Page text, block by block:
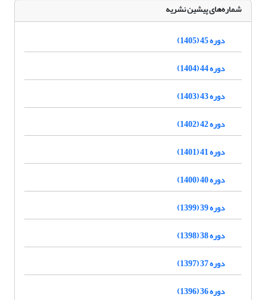
شماره‌های پیشین نشریه
دوره 45 (1405)
دوره 44 (1404)
دوره 43 (1403)
دوره 42 (1402)
دوره 41 (1401)
دوره 40 (1400)
دوره 39 (1399)
دوره 38 (1398)
دوره 37 (1397)
دوره 36 (1396)